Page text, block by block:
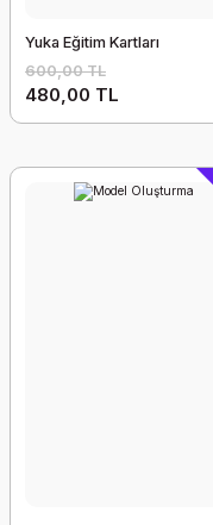
Yuka Eğitim Kartları
600,00 TL
480,00 TL